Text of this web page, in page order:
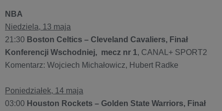
NBA
Niedziela, 13 maja
21:30 Boston Celtics – Cleveland Cavaliers, Finał
Konferencji Wschodniej, mecz nr 1, CANAL+ SPORT2
Komentarz: Wojciech Michałowicz, Hubert Radke
Poniedziałek, 14 maja
03:00 Houston Rockets – Golden State Warriors, Finał